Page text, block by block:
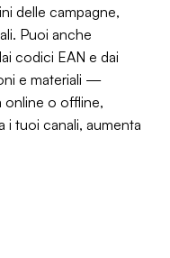
delle campagne,
Puoi anche
codici EAN e dai
e materiali —
online o offline,
tuoi canali, aumenta